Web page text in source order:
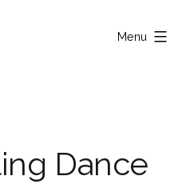
Menu
Dance